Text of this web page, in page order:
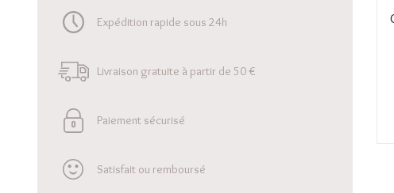
Expédition rapide sous 24h
Livraison gratuite à partir de 50 €
Paiement sécurisé
Satisfait ou remboursé